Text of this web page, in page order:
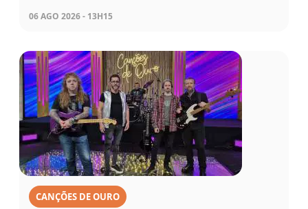
06 AGO 2026 - 13H15
CANÇÕES DE OURO